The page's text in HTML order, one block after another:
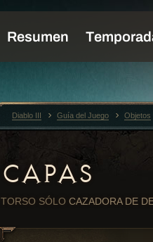
CAPAS
TORSO SÓLO CAZADORA DE
Diablo III Guía del Juego Objetos